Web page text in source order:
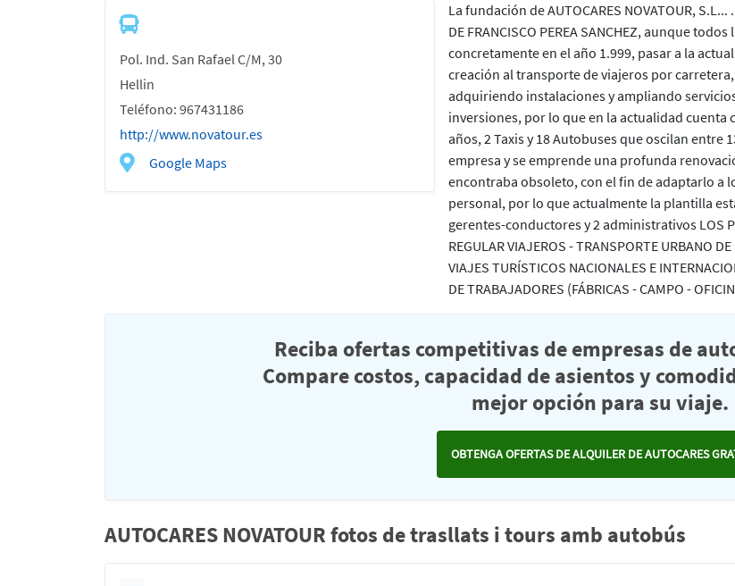
Pol. Ind. San Rafael C/M, 30
Hellin
Teléfono: 967431186
http://www.novatour.es
Google Maps
La fundación de AUTOCARES NOVATOUR,
DE FRANCISCO PEREA SANCHEZ, aunque
concretamente en el año 1.999, pasar a la
creación al transporte de viajeros por
adquiriendo instalaciones y ampliando
inversiones, por lo que en la actualidad cuenta
años, 2 Taxis y 18 Autobuses que oscilan entre
empresa y se emprende una profunda
encontraba obsoleto, con el fin de adaptarlo a
personal, por lo que actualmente la plantilla
gerentes-conductores y 2 administrativos LOS
REGULAR VIAJEROS - TRANSPORTE URBANO
VIAJES TURÍSTICOS NACIONALES E
DE TRABAJADORES (FÁBRICAS - CAMPO -
Reciba ofertas competitivas de empresas de
Compare costos, capacidad de asientos y
mejor opción para su viaje.
OBTENGA OFERTAS DE ALQUILER DE AUTOCARES
AUTOCARES NOVATOUR fotos de trasllats i tours amb autobús